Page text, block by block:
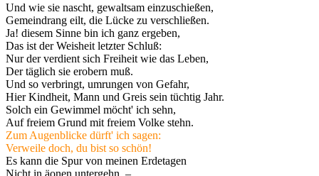
Und wie sie nascht, gewaltsam einzuschießen,
Gemeindrang eilt, die Lücke zu verschließen.
Ja! diesem Sinne bin ich ganz ergeben,
Das ist der Weisheit letzter Schluß:
Nur der verdient sich Freiheit wie das Leben,
Der täglich sie erobern muß.
Und so verbringt, umrungen von Gefahr,
Hier Kindheit, Mann und Greis sein tüchtig Jahr.
Solch ein Gewimmel möcht' ich sehn,
Auf freiem Grund mit freiem Volke stehn.
Zum Augenblicke dürft' ich sagen:
Verweile doch, du bist so schön!
Es kann die Spur von meinen Erdetagen